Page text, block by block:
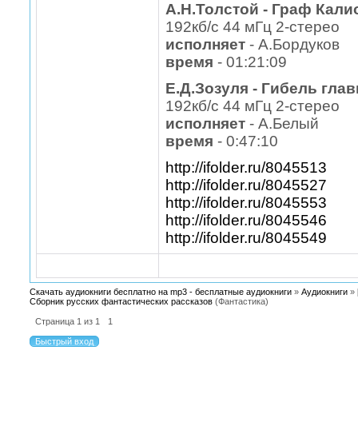
А.Н.Толстой - Граф
192кб/с 44 мГц 2-стерео
исполняет - А.Бордуков
время - 01:21:09
Е.Д.Зозуля - Гибель
192кб/с 44 мГц 2-стерео
исполняет - А.Белый
время - 0:47:10
http://ifolder.ru/8045513
http://ifolder.ru/8045527
http://ifolder.ru/8045553
http://ifolder.ru/8045546
http://ifolder.ru/8045549
Скачать аудиокниги бесплатно на mp3 - бесплатные аудиокниги » Аудиокниги »
Сборник русских фантастических рассказов (Фантастика)
Страница 1 из 1 1